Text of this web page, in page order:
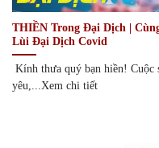
THIỀN Trong Đại Dịch |
Lùi Đại Dịch Covid
Kính thưa quý bạn hiền! Cuộc
yêu,...Xem chi tiết